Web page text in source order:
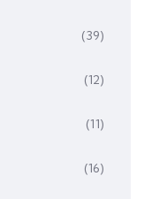
(39)
(12)
(11)
(16)